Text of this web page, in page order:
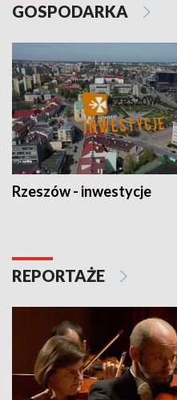
GOSPODARKA
Rzeszów - inwestycje
REPORTAŻE